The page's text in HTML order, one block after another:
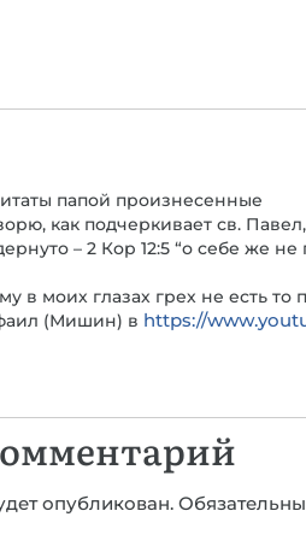
папой произнесенные
как подчеркивает св.
– 2 Кор 12:5 “о себе же
в моих глазах грех не есть то
(Мишин) в https://
опубликован.